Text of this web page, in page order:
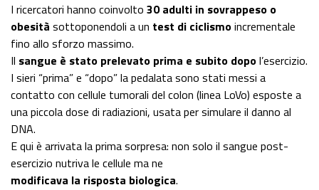
I ricercatori hanno coinvolto 30 adulti in sovrappeso o
obesità sottoponendoli a un test di ciclismoincrementale
fino allo sforzo massimo.
Il sangue è stato prelevato prima e subito dopol’esercizio.
I sieri “prima” e “dopo” la pedalata sono stati messi a
contatto con cellule tumorali del colon (linea LoVo) esposte a
una piccola dose di radiazioni, usata per simulare il danno al
DNA.
E qui è arrivata la prima sorpresa: non solo il sangue post-
esercizio nutriva le cellule ma ne
modificava la risposta biologica.